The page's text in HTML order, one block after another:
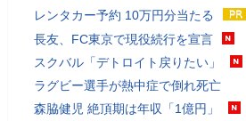
レンタカー予約 10万円分当たる
長友、FC東京で現役続行を宣言
スクバル「デトロイト戻りたい」
ラグビー選手が熱中症で倒れ死亡
森脇健児 絶頂期は年収「1億円」